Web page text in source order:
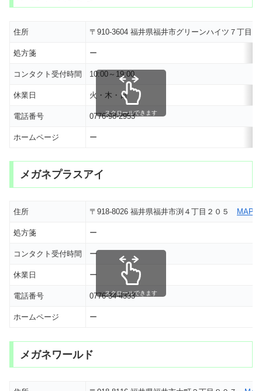
住所 〒910-3604 福井県福井市グリーンハイツ７丁目
処方箋 ー
コンタクト受付時間 10:00～19:00
休業日 火・木・日
電話番号 0776-98-2953
ホームページ ー
スクロールできます
メガネプラスアイ
住所 〒918-8026 福井県福井市渕４丁目２０５ MAP
処方箋 ー
コンタクト受付時間 ー
休業日 ー
電話番号 0776-34-4333
ホームページ ー
スクロールできます
メガネワールド